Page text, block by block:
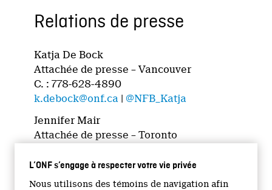
L’ONF s’engage à respecter votre vie privée
Nous utilisons des témoins de navigation afin
Relations de presse
Katja De Bock
Attachée de presse – Vancouver
C. : 778-628-4890
k.debock@onf.ca |@NFB_Katja
Jennifer Mair
Attachée de presse – Toronto
j.mair@onf.ca|@NFB_Jennifer